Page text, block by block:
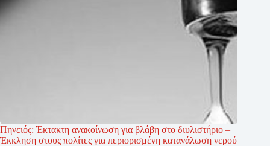
Πηνειός: Έκτακτη ανακοίνωση για βλάβη στο διυλιστήριο –
Έκκληση στους πολίτες για περιορισμένη κατανάλωση νερού